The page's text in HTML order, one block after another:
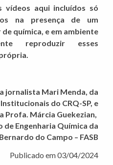
vídeos aqui incluídos só
na presença de um
química, e em ambiente
reproduzir esses
jornalista Mari Menda, da
do CRQ-SP, e
Profa. Márcia Guekezian,
Engenharia Química da
do Campo – FASB
Publicado em 03/04/2024